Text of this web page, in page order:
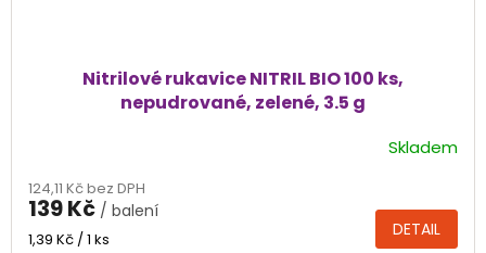
Nitrilové rukavice NITRIL BIO 100 ks,
nepudrované, zelené, 3.5 g
produktu
je
4,8
Skladem
124,11 Kč bez DPH
139 Kč / balení
Měrná
1,39 Kč / 1 ks DETAIL